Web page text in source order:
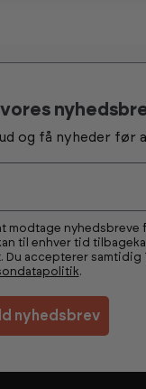
og få nyheder før
modtage
til enhver tid
Du accepterer
.
nyhedsbrev